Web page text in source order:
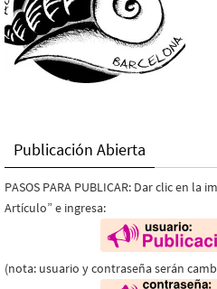
Publicación Abierta
PASOS PARA PUBLICAR: Dar clic en la
Artículo” e ingresa:
(nota: usuario y contraseña serán